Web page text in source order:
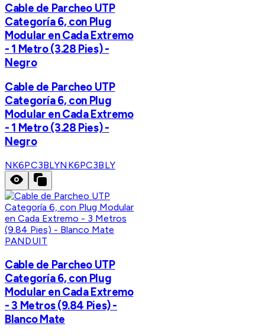
Cable de Parcheo UTP
Categoría 6, con Plug
Modular en Cada Extremo
- 1 Metro (3.28 Pies) -
Negro
Cable de Parcheo UTP
Categoría 6, con Plug
Modular en Cada Extremo
- 1 Metro (3.28 Pies) -
Negro
NK6PC3BLYNK6PC3BLY
PANDUIT
Cable de Parcheo UTP
Categoría 6, con Plug
Modular en Cada Extremo
- 3 Metros (9.84 Pies) -
Blanco Mate